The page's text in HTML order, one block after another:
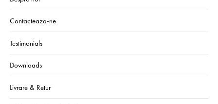
Contacteaza-ne
Testimonials
Downloads
Livrare & Retur